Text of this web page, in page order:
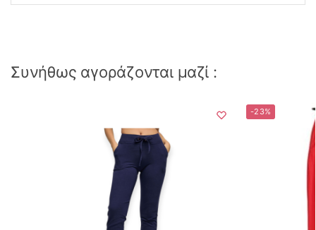
Συνήθως αγοράζονται μαζί :
-23%